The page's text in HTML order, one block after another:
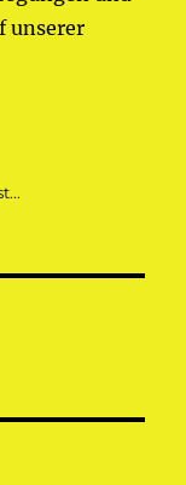
unserer